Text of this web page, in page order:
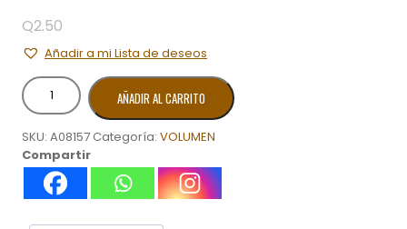
Q2.50
Añadir a mi Lista de deseos
TORNILLO
EXAGONAL
*
3
cantidad
AÑADIR AL CARRITO
SKU: A08157 Categoría: VOLUMEN
Compartir